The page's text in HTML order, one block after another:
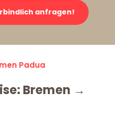
anfragen!
Padua
Bremen →